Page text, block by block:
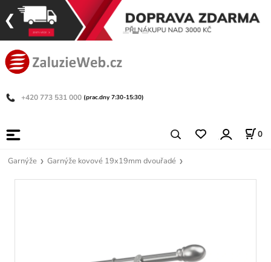
+420 773 531 000 (prac.dny 7:30-15:30)
0
Garnýže Garnýže kovové 19x19mm dvouřadé